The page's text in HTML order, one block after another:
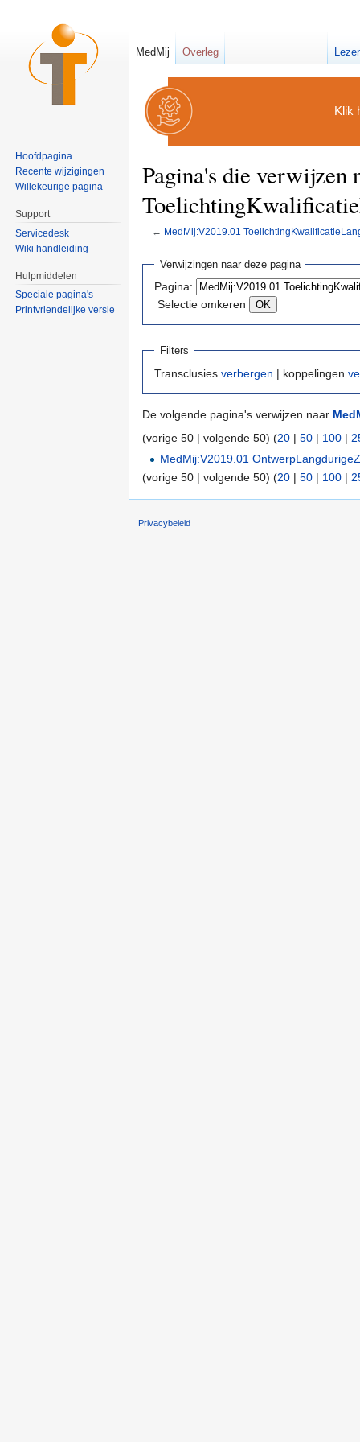
Klik
Pagina's die
← MedMij:V2019.01
Verwijzingen naar deze pagina
Pagina:
Selectie omkeren
Filters
Transclusies verbergen | koppelingen
De volgende pagina's verwijzen naar
(vorige 50 | volgende 50) (20 | 50 | 100 |
MedMij:V2019.01
(vorige 50 | volgende 50) (20 | 50 | 100 |
MedMij Overleg
Hoofdpagina
Recente wijzigingen
Willekeurige pagina
Support
Servicedesk
Wiki handleiding
Hulpmiddelen
Speciale pagina's
Printvriendelijke versie
Privacybeleid